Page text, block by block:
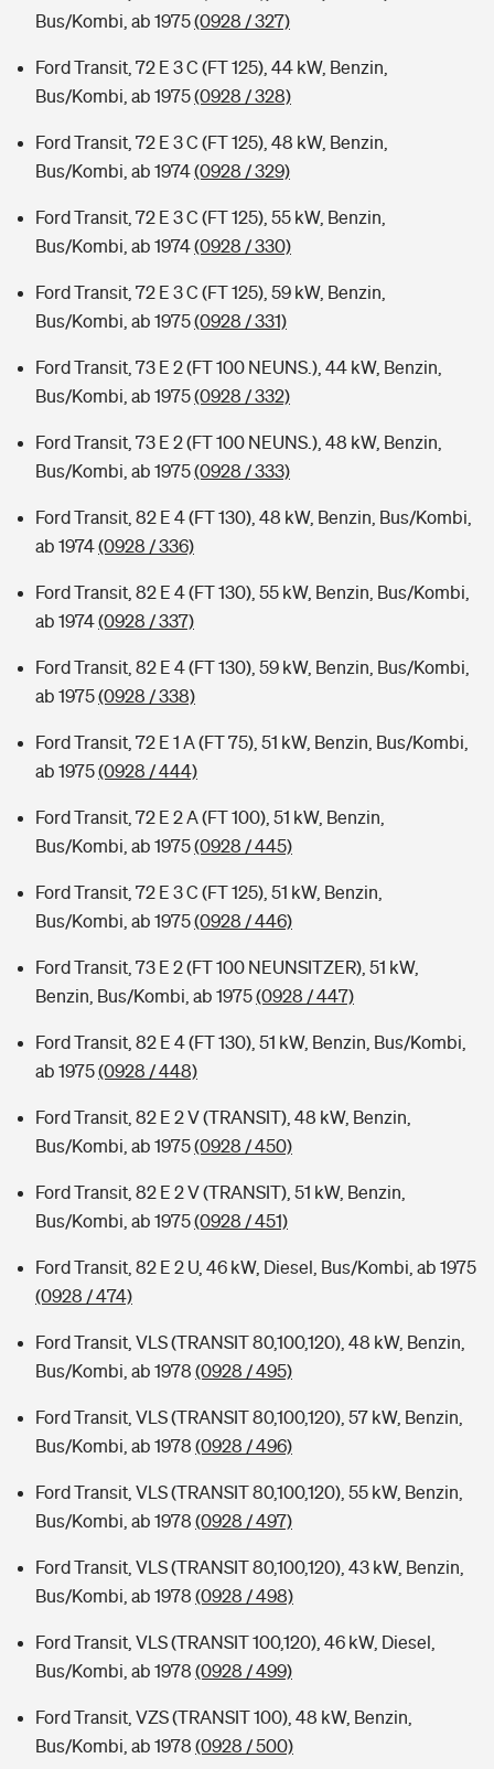
Bus/Kombi, ab 1975(0928 / 327)
Ford Transit, 72 E 3 C (FT 125), 44 kW, Benzin,
Bus/Kombi, ab 1975(0928 / 328)
Ford Transit, 72 E 3 C (FT 125), 48 kW, Benzin,
Bus/Kombi, ab 1974(0928 / 329)
Ford Transit, 72 E 3 C (FT 125), 55 kW, Benzin,
Bus/Kombi, ab 1974(0928 / 330)
Ford Transit, 72 E 3 C (FT 125), 59 kW, Benzin,
Bus/Kombi, ab 1975(0928 / 331)
Ford Transit, 73 E 2 (FT 100 NEUNS.), 44 kW, Benzin,
Bus/Kombi, ab 1975(0928 / 332)
Ford Transit, 73 E 2 (FT 100 NEUNS.), 48 kW, Benzin,
Bus/Kombi, ab 1975(0928 / 333)
Ford Transit, 82 E 4 (FT 130), 48 kW, Benzin, Bus/Kombi,
ab 1974(0928 / 336)
Ford Transit, 82 E 4 (FT 130), 55 kW, Benzin, Bus/Kombi,
ab 1974(0928 / 337)
Ford Transit, 82 E 4 (FT 130), 59 kW, Benzin, Bus/Kombi,
ab 1975(0928 / 338)
Ford Transit, 72 E 1 A (FT 75), 51 kW, Benzin, Bus/Kombi,
ab 1975(0928 / 444)
Ford Transit, 72 E 2 A (FT 100), 51 kW, Benzin,
Bus/Kombi, ab 1975(0928 / 445)
Ford Transit, 72 E 3 C (FT 125), 51 kW, Benzin,
Bus/Kombi, ab 1975(0928 / 446)
Ford Transit, 73 E 2 (FT 100 NEUNSITZER), 51 kW,
Benzin, Bus/Kombi, ab 1975(0928 / 447)
Ford Transit, 82 E 4 (FT 130), 51 kW, Benzin, Bus/Kombi,
ab 1975(0928 / 448)
Ford Transit, 82 E 2 V (TRANSIT), 48 kW, Benzin,
Bus/Kombi, ab 1975(0928 / 450)
Ford Transit, 82 E 2 V (TRANSIT), 51 kW, Benzin,
Bus/Kombi, ab 1975(0928 / 451)
Ford Transit, 82 E 2 U, 46 kW, Diesel, Bus/Kombi, ab 1975
(0928 / 474)
Ford Transit, VLS (TRANSIT 80,100,120), 48 kW, Benzin,
Bus/Kombi, ab 1978 (0928 / 495)
Ford Transit, VLS (TRANSIT 80,100,120), 57 kW, Benzin,
Bus/Kombi, ab 1978 (0928 / 496)
Ford Transit, VLS (TRANSIT 80,100,120), 55 kW, Benzin,
Bus/Kombi, ab 1978 (0928 / 497)
Ford Transit, VLS (TRANSIT 80,100,120), 43 kW, Benzin,
Bus/Kombi, ab 1978 (0928 / 498)
Ford Transit, VLS (TRANSIT 100,120), 46 kW, Diesel,
Bus/Kombi, ab 1978 (0928 / 499)
Ford Transit, VZS (TRANSIT 100), 48 kW, Benzin,
Bus/Kombi, ab 1978 (0928 / 500)